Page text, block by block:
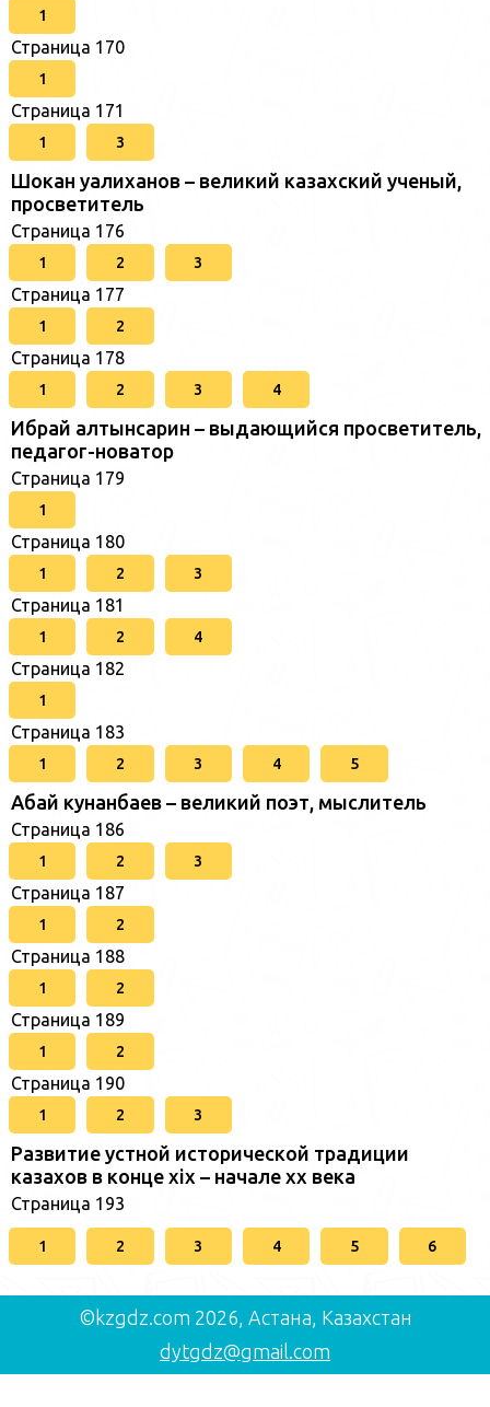
1
Страница 170
1
Страница 171
1 3
Шокан уалиханов – великий казахский ученый,
просветитель
Страница 176
1 2 3
Страница 177
1 2
Страница 178
1 2 3 4
Ибрай алтынсарин – выдающийся просветитель,
педагог-новатор
Страница 179
1
Страница 180
1 2 3
Страница 181
1 2 4
Страница 182
1
Страница 183
1 2 3 4 5
Абай кунанбаев – великий поэт, мыслитель
Страница 186
1 2 3
Страница 187
1 2
Страница 188
1 2
Страница 189
1 2
Страница 190
1 2 3
Развитие устной исторической традиции
казахов в конце xіх – начале хх века
Страница 193
1 2 3 4 5 6
©kzgdz.com 2026, Астана, Казахстан
dytgdz@gmail.com